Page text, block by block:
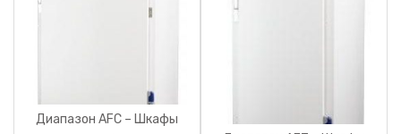
Диапазон AFC – Шкафы